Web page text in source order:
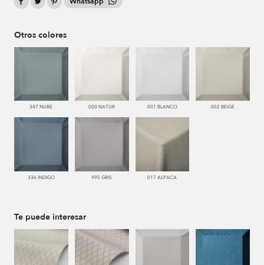
Otros colores
347 NUBE 000 NATUR 001 BLANCO 002 BEIGE
336 INDIGO 995 GRIS 017 ALPACA
Te puede interesar